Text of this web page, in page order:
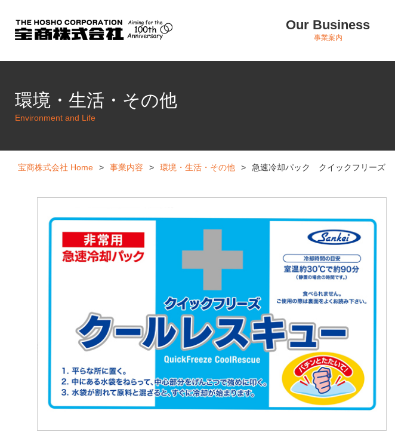
Our Business
事業案内
環境・生活・その他
Environment and Life
宝商株式会社 Home > 事業内容 > 環境・生活・その他 > 急速冷却パック クイックフリーズ